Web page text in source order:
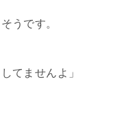
うです。
てませんよ」